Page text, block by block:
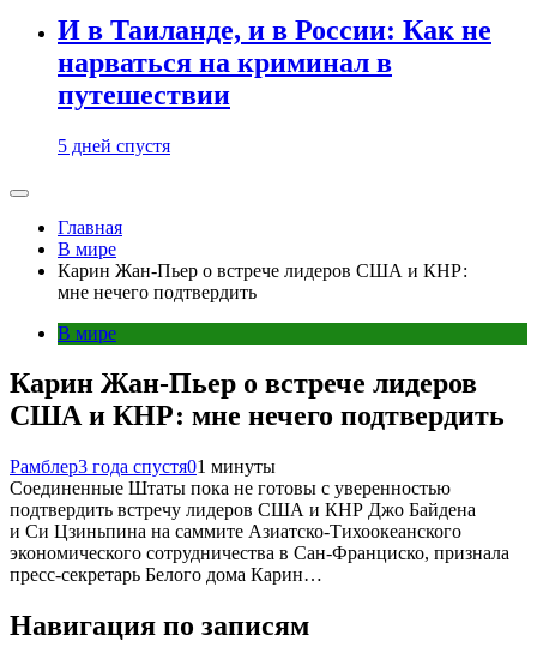
И в Таиланде, и в России: Как не
нарваться на криминал в
путешествии
5 дней спустя
Главная
В мире
Карин Жан-Пьер о встрече лидеров США и КНР:
мне нечего подтвердить
В мире
Карин Жан-Пьер о встрече лидеров
США и КНР: мне нечего подтвердить
Рамблер3 года спустя01 минуты
Соединенные Штаты пока не готовы с уверенностью
подтвердить встречу лидеров США и КНР Джо Байдена
и Си Цзиньпина на саммите Азиатско-Тихоокеанского
экономического сотрудничества в Сан-Франциско, признала
пресс-секретарь Белого дома Карин…
Навигация по записям